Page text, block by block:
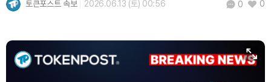
토큰포스트 속보 2026.06.13 (토) 00:56 0 0